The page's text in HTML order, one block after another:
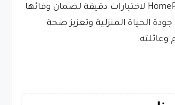
جميع منتجات HomePure لاختبارات دقيقة لضمان وفائها
الحياة المنزلية وتعزيز صحة